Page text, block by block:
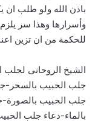
باذن الله ولو طلب ان
وأسرارها وهذا سر
للحكمة من ان تزين
الشيخ الروحانى
جلب الحبيب بالسحر-
جلب الحبيب بالصورة-
بالماء-دعاء جلب